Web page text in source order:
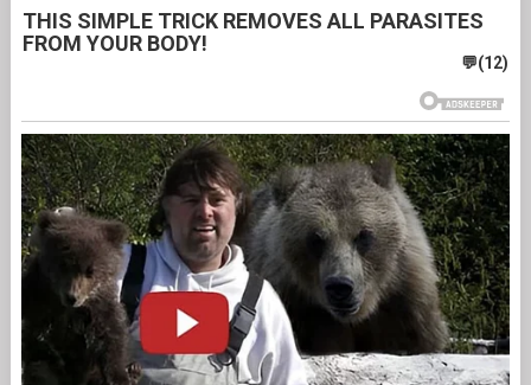
THIS SIMPLE TRICK REMOVES ALL PARASITES
FROM YOUR BODY!